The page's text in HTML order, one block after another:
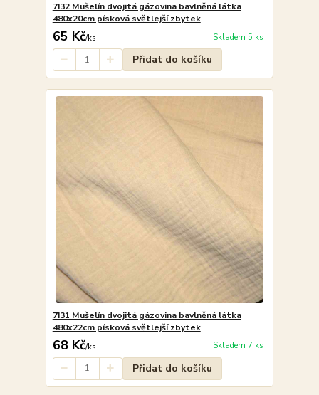
7I32 Mušelín dvojitá gázovina bavlněná látka
480x20cm písková světlejší zbytek
65 Kč/ks Skladem 5 ks
Přidat do košíku
7I31 Mušelín dvojitá gázovina bavlněná látka
480x22cm písková světlejší zbytek
68 Kč/ks Skladem 7 ks
Přidat do košíku